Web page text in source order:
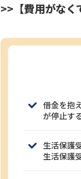
>>【費用がなく
借金を抱
が停止す
生活保護
生活保護